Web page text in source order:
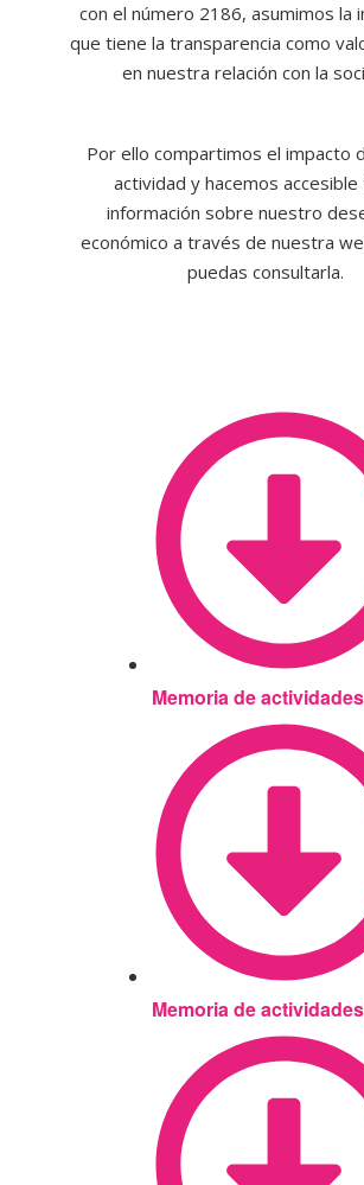
con el número 2186, asumimos la
que tiene la transparencia como
en nuestra relación con la
Por ello compartimos el impacto
actividad y hacemos accesible
información sobre nuestro
económico a través de nuestra
puedas consultarla.
Memoria de
Memoria de